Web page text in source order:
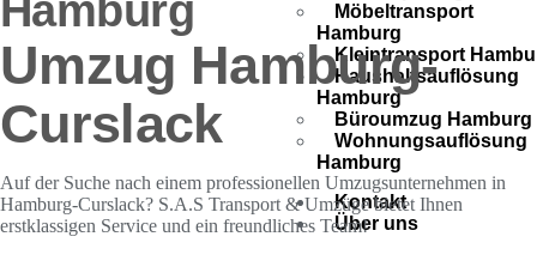
Möbeltransport
Hamburg
Kleintransport
Haushaltsauflösung
Hamburg
Büroumzug Hamburg
Wohnungsauflösung
Hamburg
Kontakt
Über uns
Hamburg
Umzug Hamburg-
Curslack
Auf der Suche nach einem professionellen Umzugsunternehmen in
Hamburg-Curslack? S.A.S Transport & Umzüge bietet Ihnen
erstklassigen Service und ein freundliches Team!